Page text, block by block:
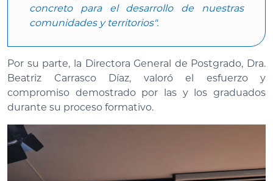
concreto para el desarrollo de nuestras
comunidades y territorios".
Por su parte, la Directora General de Postgrado, Dra.
Beatriz Carrasco Díaz, valoró el esfuerzo y
compromiso demostrado por las y los graduados
durante su proceso formativo.